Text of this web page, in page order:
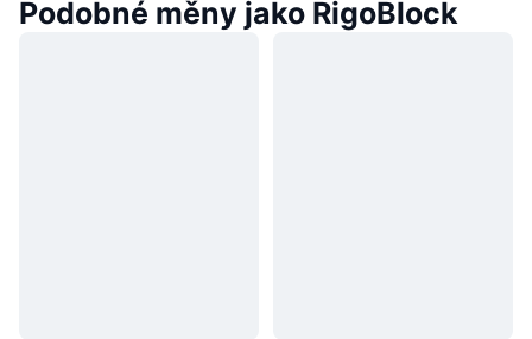
Podobné měny jako RigoBlock